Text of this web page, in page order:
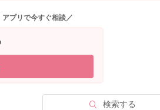
プリで今すぐ相談／
検索する